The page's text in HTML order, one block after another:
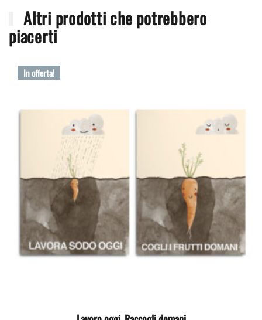
Altri prodotti che potrebbero
piacerti
In offerta!